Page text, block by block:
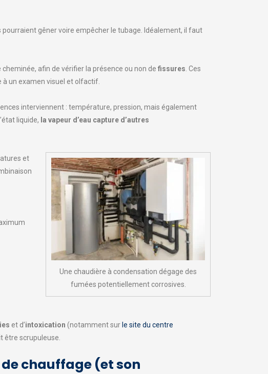
gêner voire empêcher le tubage. Idéalement, il faut
afin de vérifier la présence ou non de fissures . Ces
un examen visuel et olfactif.
interviennent : température, pression, mais également
liquide, la vapeur d’eau capture d’autres
Une chaudière à condensation dégage des
fumées potentiellement corrosives.
et
et d’intoxication (notamment sur le site du centre
être scrupuleuse.
chauffage (et son